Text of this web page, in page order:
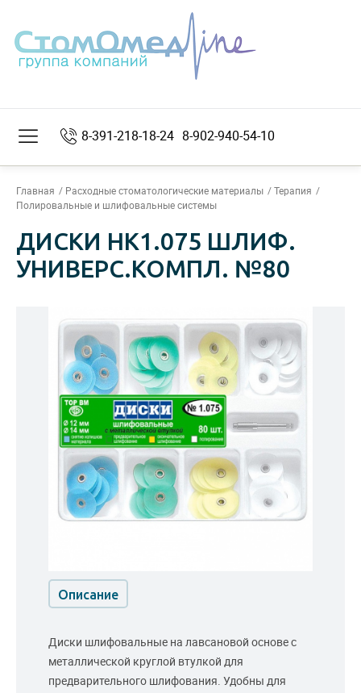
8-391-218-18-24 8-902-940-54-10
Главная Расходные стоматологические материалы
Терапия
Полировальные и шлифовальные системы
ДИСКИ НК1.075 ШЛИФ.
УНИВЕРС.КОМПЛ. №80
Описание
Диски шлифовальные на лавсановой основе с
металлической круглой втулкой для
предварительного шлифования. Удобны для